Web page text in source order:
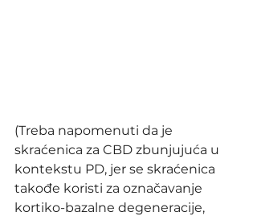
(Treba napomenuti da je
skraćenica za CBD zbunjujuća u
kontekstu PD, jer se skraćenica
takođe koristi za označavanje
kortiko-bazalne degeneracije,